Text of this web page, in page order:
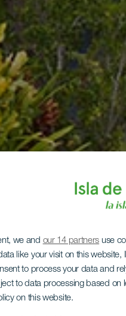
we and our 14 partners use
like your visit on this
to process your data and
to data processing based on
on this website.